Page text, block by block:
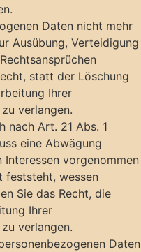
Daten nicht mehr
Ausübung, Verteidigung
statt der Löschung
Ihrer
verlangen.
nach Art. 21 Abs. 1
eine Abwägung
Interessen vorgenommen
feststeht, wessen
Sie das Recht, die
Ihrer
verlangen.
Daten